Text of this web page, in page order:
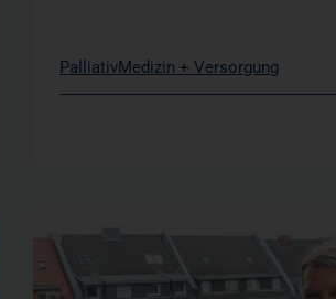
PalliativMedizin + Versorgung